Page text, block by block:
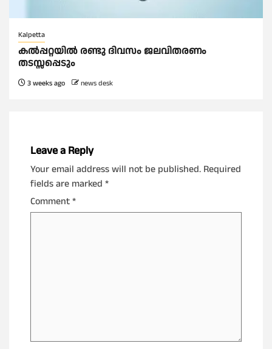
Kalpetta
കൽപ്പറ്റയിൽ രണ്ടു ദിവസം ജലവിതരണം
തടസ്സപ്പെടും
3 weeks ago news desk
Leave a Reply
Your email address will not be published. Required
fields are marked *
Comment*